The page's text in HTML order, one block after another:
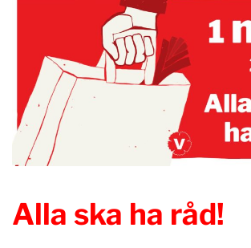
Alla ska ha råd!